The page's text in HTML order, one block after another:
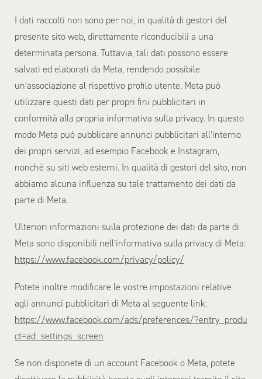
I dati raccolti non sono per noi, in qualità di gestori del
presente sito web, direttamente riconducibili a una
determinata persona. Tuttavia, tali dati possono essere
salvati ed elaborati da Meta, rendendo possibile
un’associazione al rispettivo profilo utente. Meta può
utilizzare questi dati per propri fini pubblicitari in
conformità alla propria informativa sulla privacy. In questo
modo Meta può pubblicare annunci pubblicitari all’interno
dei propri servizi, ad esempio Facebook e Instagram,
nonché su siti web esterni. In qualità di gestori del sito, non
abbiamo alcuna influenza su tale trattamento dei dati da
parte di Meta.
Ulteriori informazioni sulla protezione dei dati da parte di
Meta sono disponibili nell’informativa sulla privacy di Meta:
https://www.facebook.com/privacy/policy/
Potete inoltre modificare le vostre impostazioni relative
agli annunci pubblicitari di Meta al seguente link:
https://www.facebook.com/ads/preferences/?entry_produ
ct=ad_settings_screen
Se non disponete di un account Facebook o Meta, potete